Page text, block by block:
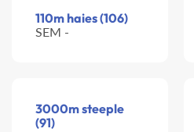
110m haies (106)
SEM -
3000m steeple
(91)